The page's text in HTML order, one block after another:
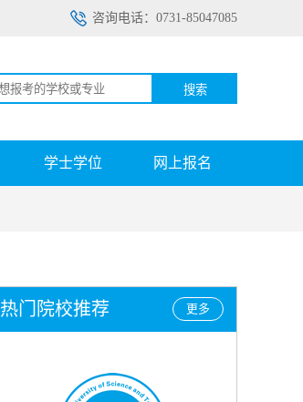
咨询电话：0731-85047085
搜索
学士学位 网上报名
更多
热门院校推荐